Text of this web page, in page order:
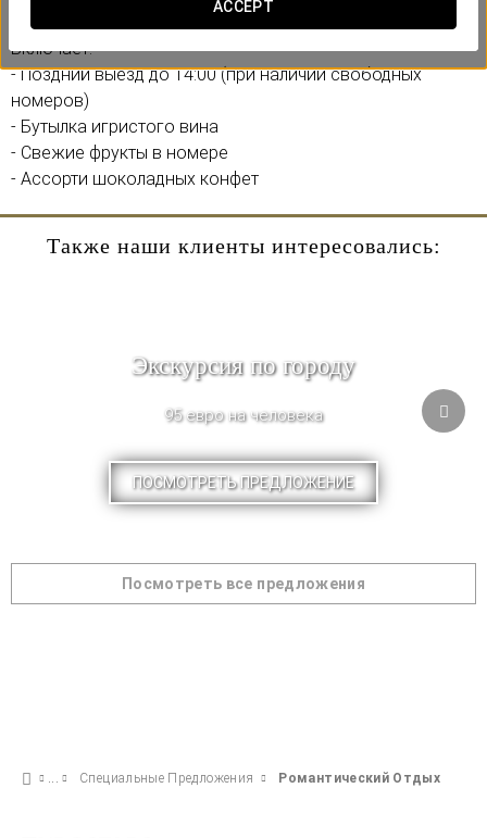
ACCEPT
Включает:
- Поздний выезд до 14:00 (при наличии свободных
номеров)
- Бутылка игристого вина
- Свежие фрукты в номере
- Ассорти шоколадных конфет
Также наши клиенты интересовались:
Экскурсия по городу
95 евро на человека
ПОСМОТРЕТЬ ПРЕДЛОЖЕНИЕ
Посмотреть все предложения
Специальные Предложения Романтический Отдых